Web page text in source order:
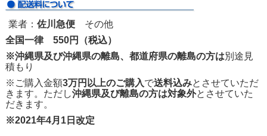
業者： 佐川急便その他
全国一律 550円（税込）
※沖縄県及び沖縄県の離島、都道府県の離島の方は別途見
積もり
※ご購入金額3万円以上のご購入で送料込みとさせていただ
きます。ただし沖縄県及び離島の方は対象外とさせていた
だきます。
※2021年4月1日改定